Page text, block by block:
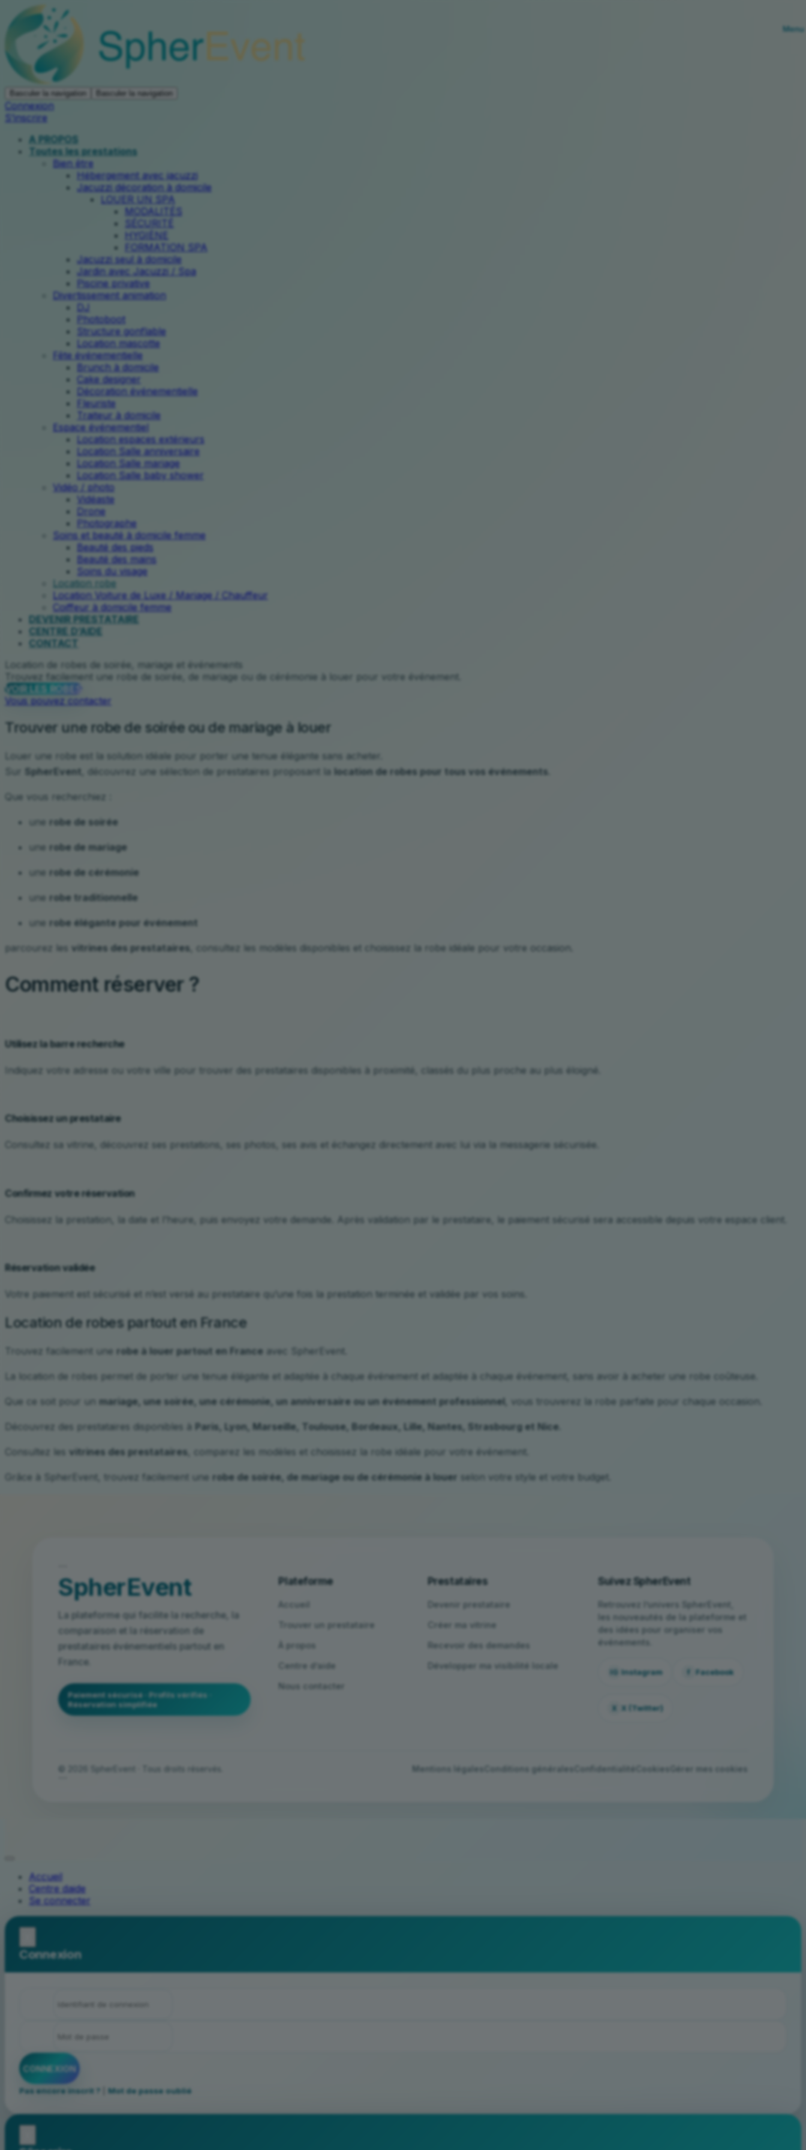
Basculer la navigation Basculer la navigation
Connexion
S’inscrire
A PROPOS
Toutes les prestations
Bien être
Hébergement avec jacuzzi
Jacuzzi décoration à domicile
LOUER UN SPA
MODALITÉS
SÉCURITÉ
HYGIÈNE
FORMATION SPA
Jacuzzi seul à domicile
Jardin avec Jacuzzi / Spa
Piscine privative
Divertissement animation
DJ
Photoboot
Structure gonflable
Location mascotte
Fête événementielle
Brunch à domicile
Cake designer
Décoration événementielle
Fleuriste
Traiteur à domicile
Espace événementiel
Location espaces extérieurs
Location Salle anniversaire
Location Salle mariage
Location Salle baby shower
Vidéo / photo
Vidéaste
Drone
Photographe
Soins et beauté à domicile femme
Beauté des pieds
Beauté des mains
Soins du visage
Location robe
Location Voiture de Luxe / Mariage / Chauffeur
Coiffeur à domicile femme
DEVENIR PRESTATAIRE
CENTRE D’AIDE
CONTACT
Location de robes de soirée, mariage et événements
Trouvez facilement une robe de soirée, de mariage ou de cérémonie à louer pour votre événement.
VOIR LES ROBES
Vous pouvez contacter
Trouver une robe de soirée ou de mariage à louer
Louer une robe est la solution idéale pour porter une tenue élégante sans acheter.
Sur SpherEvent , découvrez une sélection de prestataires proposant la location de robes pour tous vos événements
Que vous recherchiez :
une robe de soirée
une robe de mariage
une robe de cérémonie
une robe traditionnelle
une robe élégante pour événement
parcourez les vitrines des prestataires , consultez les modèles disponibles et choisissez la robe idéale pour votre occasion.
Comment réserver ?
Utilisez la barre recherche
Indiquez votre adresse ou votre ville pour trouver des prestataires disponibles à proximité, classés du plus proche au plus éloigné.
Choisissez un prestataire
Consultez sa vitrine, découvrez ses prestations, ses photos, ses avis et échangez directement avec lui via la messagerie sécurisée.
Confirmez votre réservation
Choisissez la prestation, la date et l’heure, puis envoyez votre demande. Après validation par le prestataire, le paiement sécurisé sera accessible depuis votre espace client.
Réservation validée
Votre paiement est sécurisé et n’est versé au prestataire qu’une fois la prestation terminée et validée par vos soins.
Location de robes partout en France
Trouvez facilement une robe à louer partout en France avec SpherEvent.
La location de robes permet de porter une tenue élégante et adaptée à chaque événement et adaptée à chaque événement, sans avoir à acheter une robe coûteuse.
Que ce soit pour un mariage, une soirée, une cérémonie, un anniversaire ou un événement professionnel , vous trouverez la robe parfaite pour chaque occasion.
Découvrez des prestataires disponibles à Paris, Lyon, Marseille, Toulouse, Bordeaux, Lille, Nantes, Strasbourg et Nice
Consultez les vitrines des prestataires , comparez les modèles et choisissez la robe idéale pour votre événement.
Grâce à SpherEvent, trouvez facilement une robe de soirée, de mariage ou de cérémonie à louer selon votre style et votre budget.
SpherEvent
La plateforme qui facilite la recherche, la
comparaison et la réservation de
prestataires événementiels partout en
France.
Paiement sécurisé · Profils vérifiés ·
Réservation simplifiée
Plateforme
Accueil
Trouver un prestataire
À propos
Centre d’aide
Nous contacter
Prestataires
Devenir prestataire
Créer ma vitrine
Recevoir des demandes
Développer ma visibilité locale
Suivez SpherEvent
Retrouvez l’univers SpherEvent,
les nouveautés de la plateforme et
des idées pour organiser vos
événements.
IG Instagram f Facebook
X X (Twitter)
© 2026 SpherEvent · Tous droits réservés. Mentions légales Conditions générales Confidentialité Cookies Gérer mes cookies
Accueil
Centre daide
Se connecter
Connexion
Pas encore inscrit ? Mot de passe oublié